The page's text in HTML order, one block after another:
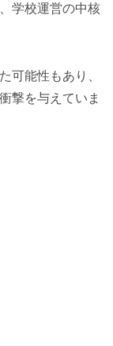
学校運営の中核
可能性もあり、
撃を与えていま